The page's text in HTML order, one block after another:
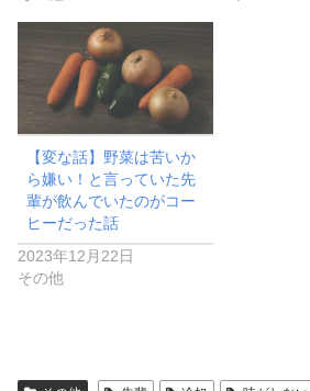
【変な話】野菜は苦いか
ら嫌い！と言っていた先
輩が飲んでいたのがコー
ヒーだった話
2023年12月22日
その他